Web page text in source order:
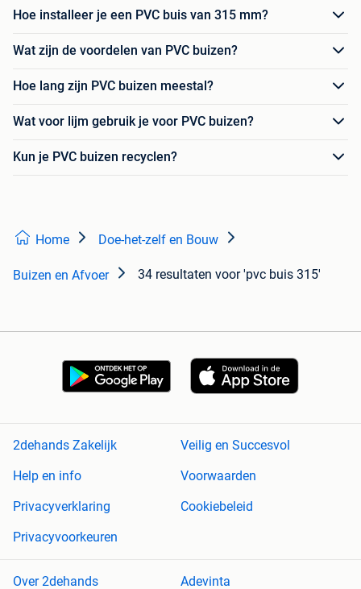
Hoe installeer je een PVC buis van 315 mm?
Wat zijn de voordelen van PVC buizen?
Hoe lang zijn PVC buizen meestal?
Wat voor lijm gebruik je voor PVC buizen?
Kun je PVC buizen recyclen?
Home Doe-het-zelf en Bouw
Buizen en Afvoer 34 resultaten voor 'pvc buis 315'
2dehands Zakelijk
Veilig en Succesvol
Help en info
Voorwaarden
Privacyverklaring
Cookiebeleid
Privacyvoorkeuren
Over 2dehands Adevinta